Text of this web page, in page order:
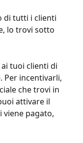
di tutti i clienti
lo trovi sotto
tuoi clienti di
Per incentivarli,
che trovi in
attivare il
pagato,